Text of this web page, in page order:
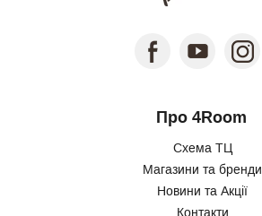
Про 4Room
Схема ТЦ
Магазини та бренди
Новини та Акції
Контакти